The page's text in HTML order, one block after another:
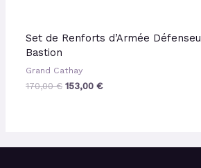
Set de Renforts d’Armée
Bastion
Grand Cathay
170,00€ 153,00€